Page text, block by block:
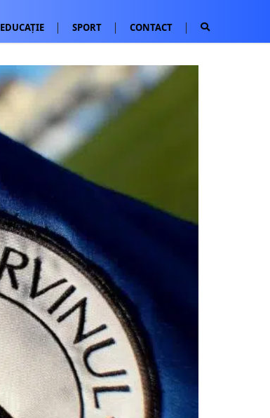
EDUCAȚIE SPORT CONTACT